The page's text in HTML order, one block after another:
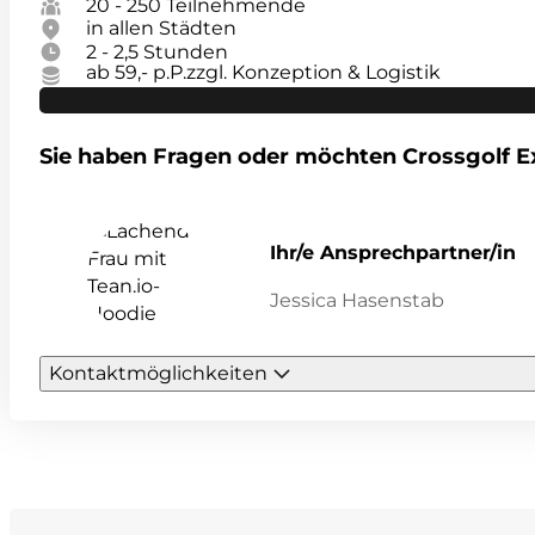
20 - 250 Teilnehmende
in allen Städten
2 - 2,5 Stunden
ab 59,- p.P.zzgl. Konzeption & Logistik
Sie haben Fragen oder möchten Crossgolf
Ihr/e Ansprechpartner/in
Jessica Hasenstab
Kontaktmöglichkeiten